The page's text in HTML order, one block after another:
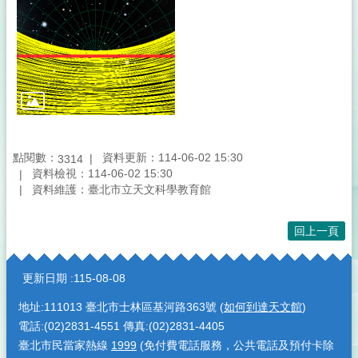
點閱數： 3314
資料更新：114-06-02 15:30
資料檢視：114-06-02 15:30
資料維護：臺北市立天文科學教育館
回上一頁
:::
更新日期 115-08-08
地址:111013 臺北市士林區基河路363號 (如何到達天文館)
電話:(02)2831-4551 傳真:(02)2831-4405
臺北市民當家熱線 1999 (免付費電話服務，公共電話及預付卡除